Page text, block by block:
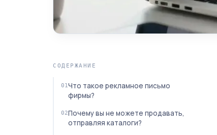
СОДЕРЖАНИЕ
Что такое рекламное письмо
фирмы?
Почему вы не можете продавать,
отправляя каталоги?